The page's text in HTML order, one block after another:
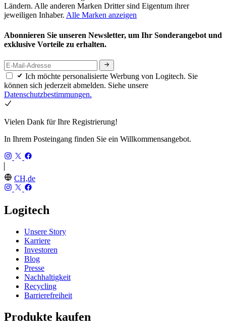
Ländern. Alle anderen Marken Dritter sind Eigentum ihrer
jeweiligen Inhaber. Alle Marken anzeigen
Abonnieren Sie unseren Newsletter, um Ihr Sonderangebot und
exklusive Vorteile zu erhalten.
Ich möchte personalisierte Werbung von Logitech. Sie
können sich jederzeit abmelden. Siehe unsere
Datenschutzbestimmungen.
Vielen Dank für Ihre Registrierung!
In Ihrem Posteingang finden Sie ein Willkommensangebot.
CH,de
Logitech
Unsere Story
Karriere
Investoren
Blog
Presse
Nachhaltigkeit
Recycling
Barrierefreiheit
Produkte kaufen